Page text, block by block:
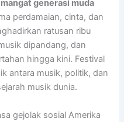
generasi muda
perdamaian, cinta, dan
ratusan ribu
dipandang, dan
hingga kini. Festival
antara musik, politik, dan
musik dunia.
gejolak sosial Amerika